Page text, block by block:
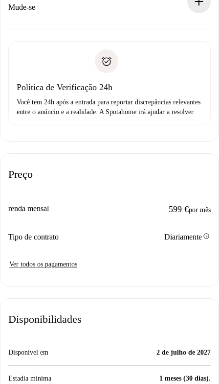
Se recusada: não cobraremos nada e ofereceremos
Débito direto bancário
Mude-se
não comunicar nenhum problema.
Política de Verificação 24h
Você tem 24h após a entrada para reportar discrepâncias relevantes
entre o anúncio e a realidade. A Spotahome irá ajudar a resolver.
Preço
renda mensal 599 €por mês
Tipo de contrato Diariamenteinfo
Ver todos os pagamentos
Disponibilidades
Disponível em 2 de julho de 2027
Estadia mínima 1 meses (30 dias).